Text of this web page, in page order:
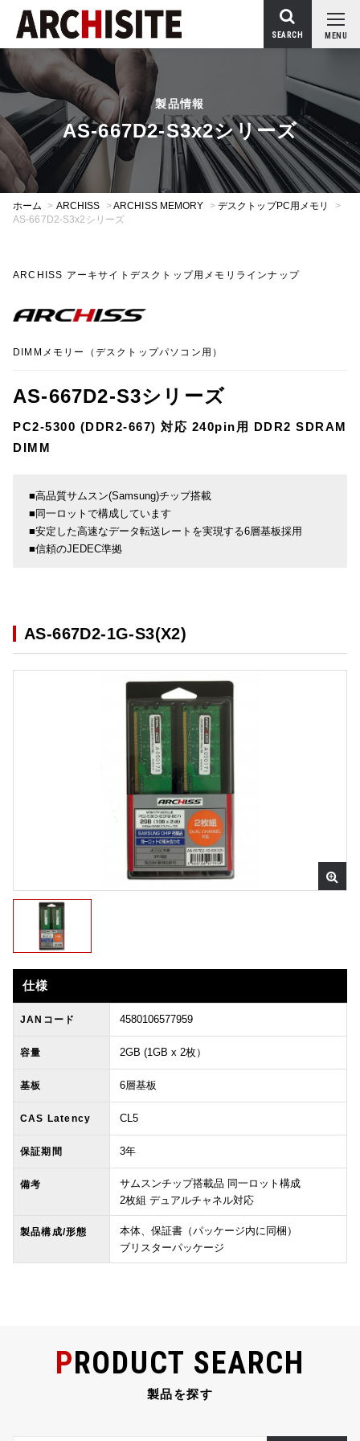
MENU
SEARCH
製品情報
AS-667D2-S3x2シリーズ
ホーム > ARCHISS >ARCHISS MEMORY > デスクトップPC用メモリ
>
AS-667D2-S3x2シリーズ
ARCHISS アーキサイトデスクトップ用メモリラインナップ
DIMMメモリー（デスクトップパソコン用）
AS-667D2-S3シリーズ
PC2-5300 (DDR2-667) 対応 240pin用 DDR2 SDRAM
DIMM
■高品質サムスン(Samsung)チップ搭載
■同一ロットで構成しています
■安定した高速なデータ転送レートを実現する6層基板採用
■信頼のJEDEC準拠
AS-667D2-1G-S3(X2)
仕様
JANコード 4580106577959
容量 2GB (1GB x 2枚）
基板 6層基板
CAS Latency CL5
保証期間 3年
備考
サムスンチップ搭載品 同一ロット構成
2枚組 デュアルチャネル対応
製品構成/形態
本体、保証書（パッケージ内に同梱）
ブリスターパッケージ
PRODUCT SEARCH
製品を探す